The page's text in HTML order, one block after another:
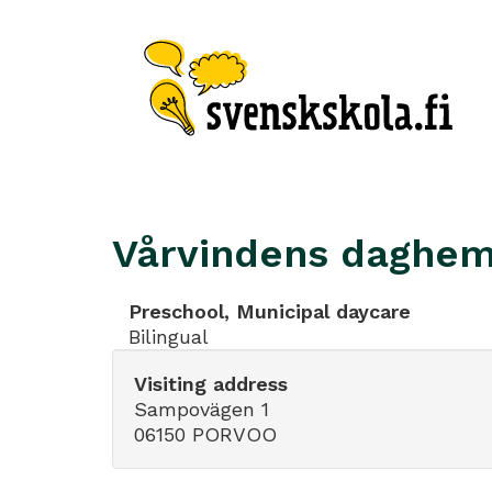
Vårvindens
Preschool, Municipal daycare
Bilingual
Visiting address
Sampovägen 1
06150 PORVOO